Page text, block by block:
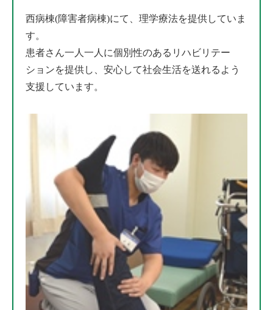
西病棟(障害者病棟)にて、理学療法を提供していま
す。
患者さん一人一人に個別性のあるリハビリテー
ションを提供し、安心して社会生活を送れるよう
支援しています。